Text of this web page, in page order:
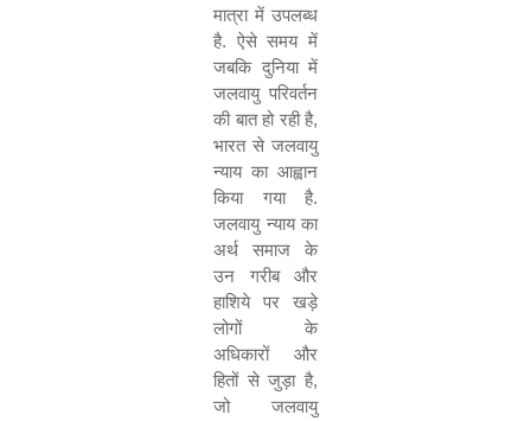
मात्रा में उपलब्ध
है. ऐसे समय में
जबकि दुनिया में
जलवायु परिवर्तन
की बात हो रही है,
भारत से जलवायु
न्याय का आह्वान
किया गया है.
जलवायु न्याय का
अर्थ समाज के
उन गरीब और
हाशिये पर खड़े
लोगों के
अधिकारों और
हितों से जुड़ा है,
जो जलवायु